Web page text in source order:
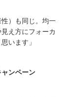
性）も同じ。均一
え方にフォーカ
います」
ンペーン